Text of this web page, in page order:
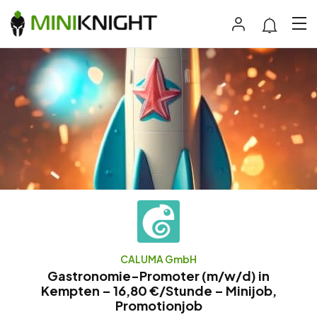
CALUMA GmbH
Gastronomie-Promoter (m/w/d) in
Kempten – 16,80 €/Stunde – Minijob,
Promotionjob